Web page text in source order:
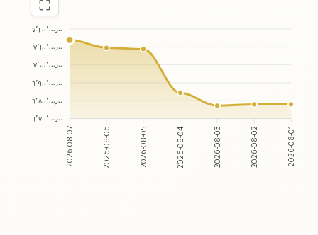
٧٬٢٠٠٬٠٠٠٫٠٠
٧٬١٠٠٬٠٠٠٫٠٠
٧٬٠٠٠٬٠٠٠٫٠٠
٦٬٩٠٠٬٠٠٠٫٠٠
٦٬٨٠٠٬٠٠٠٫٠٠
٦٬٧٠٠٬٠٠٠٫٠٠
2026-08-07 2026-08-06 2026-08-05 2026-08-04 2026-08-03 2026-08-02 2026-08-01